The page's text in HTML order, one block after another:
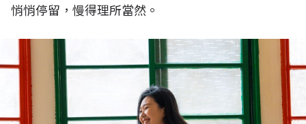
悄悄停留，慢得理所當然。